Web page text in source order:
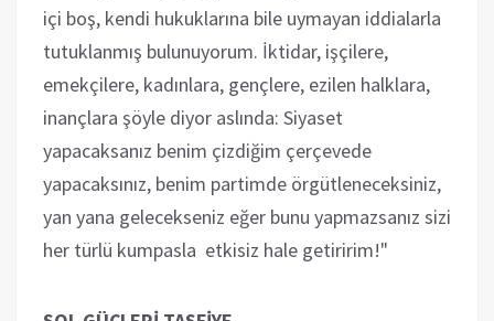
içi boş, kendi hukuklarına bile uymayan iddialarla
tutuklanmış bulunuyorum. İktidar, işçilere,
emekçilere, kadınlara, gençlere, ezilen halklara,
inançlara şöyle diyor aslında: Siyaset
yapacaksanız benim çizdiğim çerçevede
yapacaksınız, benim partimde örgütleneceksiniz,
yan yana gelecekseniz eğer bunu yapmazsanız sizi
her türlü kumpasla etkisiz hale getiririm!"